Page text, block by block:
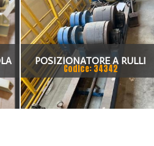
POSIZIONATORE A RULLI
FORME E MOTORIZZATO 30
TON
Codice: 34342